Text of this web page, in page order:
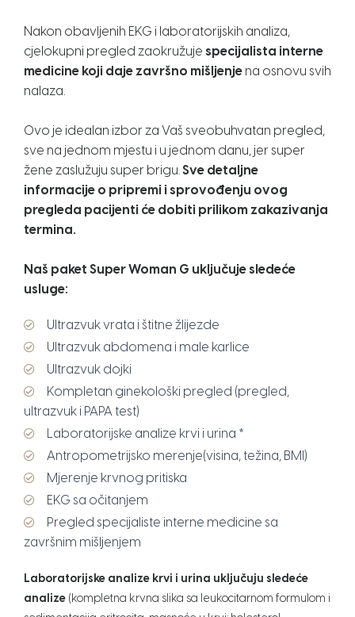
Nakon obavljenih EKG i laboratorijskih analiza,
cjelokupni pregled zaokružuje specijalista interne
medicine koji daje završno mišljenje na osnovu svih
nalaza.
Ovo je idealan izbor za Vaš sveobuhvatan pregled,
sve na jednom mjestu i u jednom danu, jer super
žene zaslužuju super brigu.Sve detaljne
informacije o pripremi i sprovođenju ovog
pregleda pacijenti će dobiti prilikom zakazivanja
termina.
Naš paket Super Woman G uključuje sledeće
usluge:
Ultrazvuk vrata i štitne žlijezde
Ultrazvuk abdomena i male karlice
Ultrazvuk dojki
Kompletan ginekološki pregled (pregled,
ultrazvuk i PAPA test)
Laboratorijske analize krvi i urina *
Antropometrijsko merenje(visina, težina, BMI)
Mjerenje krvnog pritiska
EKG sa očitanjem
Pregled specijaliste interne medicine sa
završnim mišljenjem
Laboratorijske analize krvi i urina uključuju sledeće
analize (kompletna krvna slika sa leukocitarnom formulom i